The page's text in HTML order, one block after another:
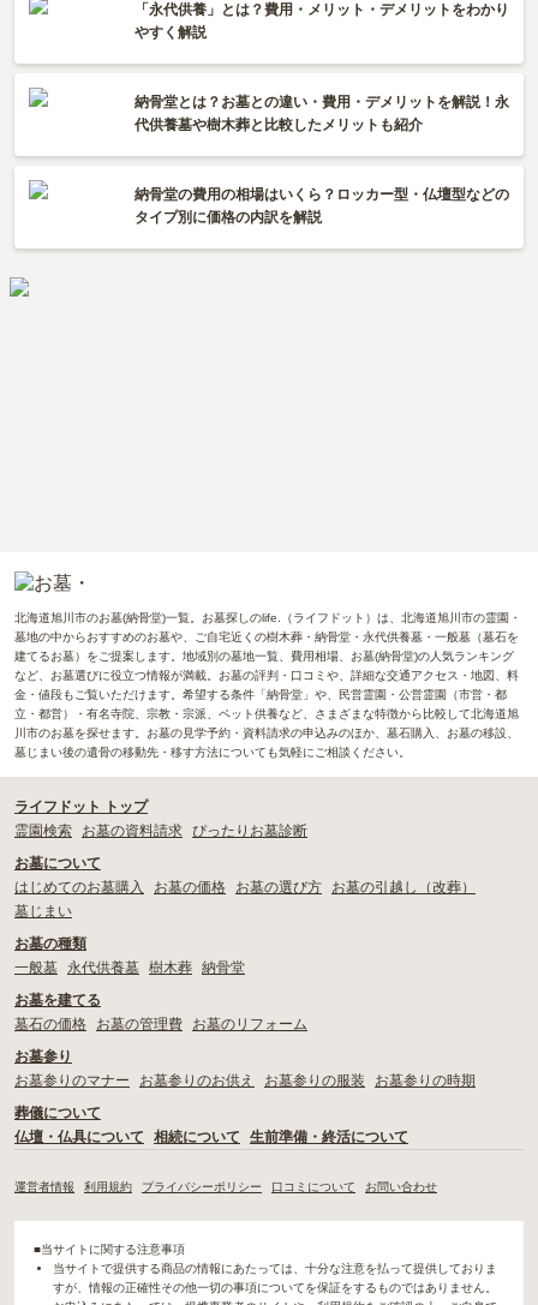
「永代供養」とは？費用・メリット・デメリットをわかり
やすく解説
納骨堂とは？お墓との違い・費用・デメリットを解説！永
代供養墓や樹木葬と比較したメリットも紹介
納骨堂の費用の相場はいくら？ロッカー型・仏壇型などの
タイプ別に価格の内訳を解説
北海道旭川市のお墓(納骨堂)一覧。お墓探しのlife.（ライフドット）は、北海道旭川市の霊園・
墓地の中からおすすめのお墓や、ご自宅近くの樹木葬・納骨堂・永代供養墓・一般墓（墓石を
建てるお墓）をご提案します。地域別の墓地一覧、費用相場、お墓(納骨堂)の人気ランキング
など、お墓選びに役立つ情報が満載。お墓の評判・口コミや、詳細な交通アクセス・地図、料
金・値段もご覧いただけます。希望する条件「納骨堂」や、民営霊園・公営霊園（市営・都
立・都営）・有名寺院、宗教・宗派、ペット供養など、さまざまな特徴から比較して北海道旭
川市のお墓を探せます。お墓の見学予約・資料請求の申込みのほか、墓石購入、お墓の移設、
墓じまい後の遺骨の移動先・移す方法についても気軽にご相談ください。
ライフドット トップ
霊園検索
お墓の資料請求 ぴったりお墓診断
お墓について
はじめてのお墓購入
お墓の価格 お墓の選び方
お墓の引越し（改葬）
墓じまい
お墓の種類
一般墓
永代供養墓 樹木葬 納骨堂
お墓を建てる
墓石の価格
お墓の管理費
お墓のリフォーム
お墓参り
お墓参りのマナー
お墓参りのお供え お墓参りの服装
お墓参りの時期
葬儀について
仏壇・仏具について
相続について 生前準備・終活について
運営者情報 利用規約 プライバシーポリシー 口コミについて お問い合わせ
■当サイトに関する注意事項
当サイトで提供する商品の情報にあたっては、十分な注意を払って提供しておりま
すが、情報の正確性その他一切の事項についてを保証をするものではありません。